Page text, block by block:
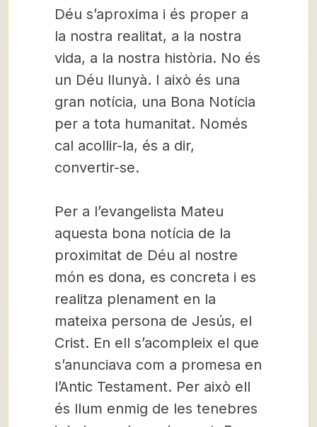
Déu s’aproxima i és proper a
la nostra realitat, a la nostra
vida, a la nostra història. No és
un Déu llunyà. I això és una
gran notícia, una Bona Notícia
per a tota humanitat. Només
cal acollir-la, és a dir,
convertir-se.
Per a l’evangelista Mateu
aquesta bona notícia de la
proximitat de Déu al nostre
món es dona, es concreta i es
realitza plenament en la
mateixa persona de Jesús, el
Crist. En ell s’acompleix el que
s’anunciava com a promesa en
l’Antic Testament. Per això ell
és llum enmig de les tenebres